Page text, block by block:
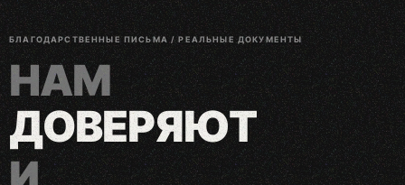
БЛАГОДАРСТВЕННЫЕ ПИСЬМА / РЕАЛЬНЫЕ ДОКУМЕНТЫ
НАМ
ДОВЕРЯЮТ